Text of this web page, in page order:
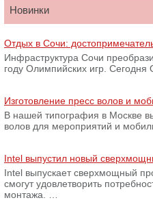
Новинки
Отдых в Сочи:
Инфраструктура Сочи
году Олимпийских игр.
Изготовление пресс волов и
В нашей типография в Москве
волов для мероприятий и
Intel выпустил новый
Intel выпускает сверхмощный
смогут удовлетворить
монтажа. …